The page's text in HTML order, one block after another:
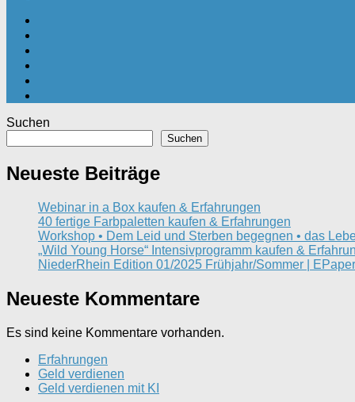
Suchen
Suchen
Neueste Beiträge
Webinar in a Box kaufen & Erfahrungen
40 fertige Farbpaletten kaufen & Erfahrungen
Workshop • Dem Leid und Sterben begegnen • das
„Wild Young Horse“ Intensivprogramm kaufen &
NiederRhein Edition 01/2025 Frühjahr/Sommer |
Neueste Kommentare
Es sind keine Kommentare vorhanden.
Erfahrungen
Geld verdienen
Geld verdienen mit KI